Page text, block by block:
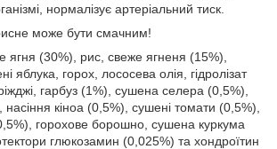
нормалізує артеріальний тиск.
може бути смачним!
ягня (30%), рис, свеже ягненя (15%),
яблука, горох, лососева олія, гідролізат
гарбуз (1%), сушена селера (0,5%),
насіння кіноа (0,5%), сушені томати (0,5%),
горохове борошно, сушена куркума
глюкозамин (0,025%) та хондроїтин